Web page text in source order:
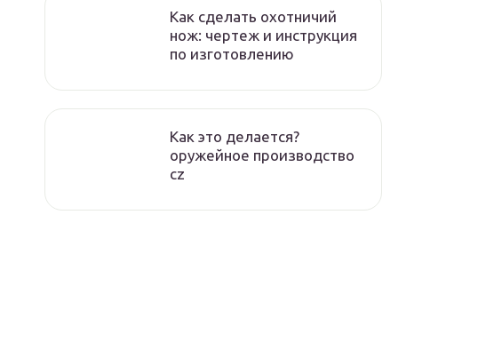
Как сделать охотничий
нож: чертеж и инструкция
по изготовлению
Как это делается?
оружейное производство
cz